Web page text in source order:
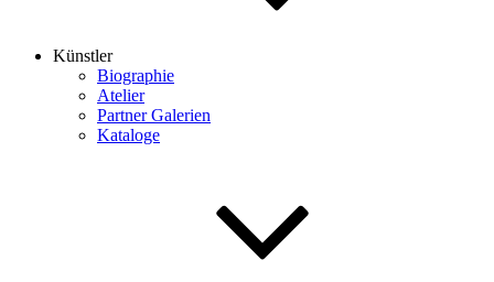
Künstler
Biographie
Atelier
Partner Galerien
Kataloge